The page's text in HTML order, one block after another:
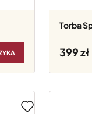
Torba
399